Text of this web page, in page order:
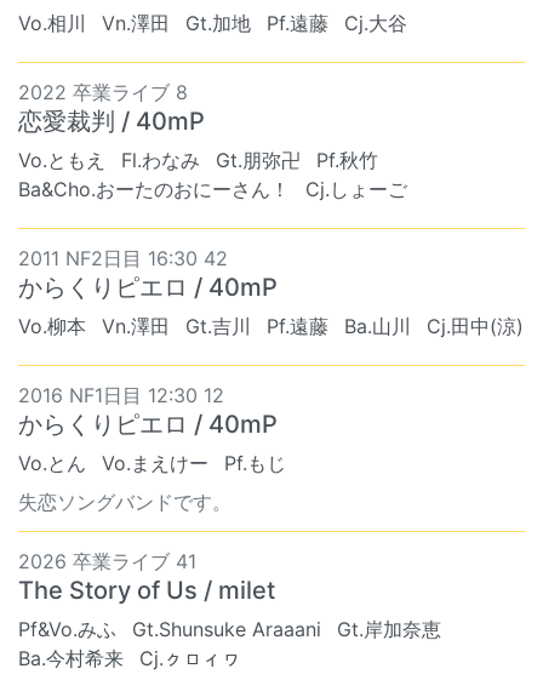
Vo.相川 Vn.澤田 Gt.加地 Pf.遠藤 Cj.大谷
2022 卒業ライブ 8
恋愛裁判 / 40mP
Vo.ともえ Fl.わなみ Gt.朋弥卍
Pf.秋竹
Ba&Cho.おーたのおにーさん！
Cj.しょーご
2011 NF2日目 16:30 42
からくりピエロ / 40mP
Vo.柳本 Vn.澤田 Gt.吉川 Pf.遠藤 Ba.山川 Cj.田中(涼)
2016 NF1日目 12:30 12
からくりピエロ / 40mP
Vo.とん Vo.まえけー
Pf.もじ
失恋ソングバンドです。
2026 卒業ライブ 41
The Story of Us / milet
Pf&Vo.みふ Gt.Shunsuke Araaani
Gt.岸加奈恵
Ba.今村希来
Cj.ㇰㇿィヮ